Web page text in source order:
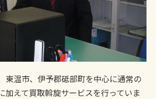
東温市、伊予郡砥部町を中心に通常の
加えて買取斡旋サービスを行っていま